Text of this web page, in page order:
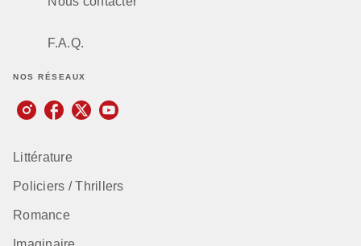
F.A.Q.
NOS RÉSEAUX
Littérature
Policiers / Thrillers
Romance